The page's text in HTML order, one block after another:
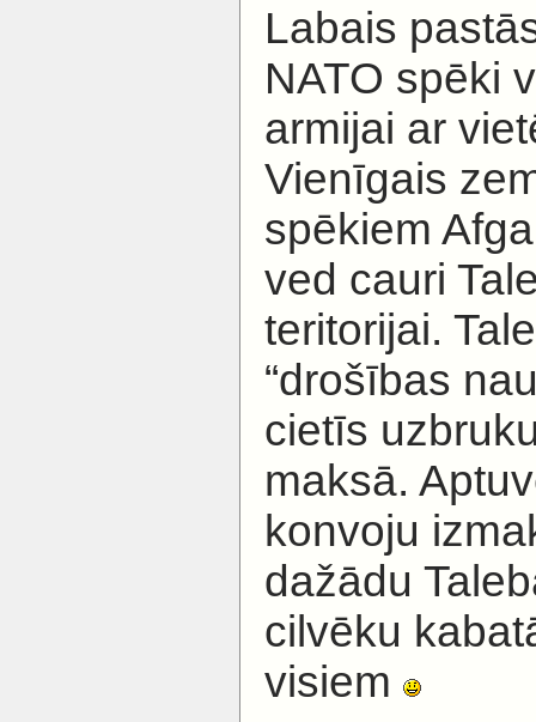
Labais
NATO spēki
armijai ar
Vienīgais
spēkiem
ved cauri
teritorijai.
“drošības
cietīs
maksā.
konvoju
dažādu
cilvēku
visiem